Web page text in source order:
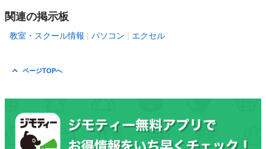
関連の掲示板
教室・スクール情報 パソコン エクセル
ページTOPへ